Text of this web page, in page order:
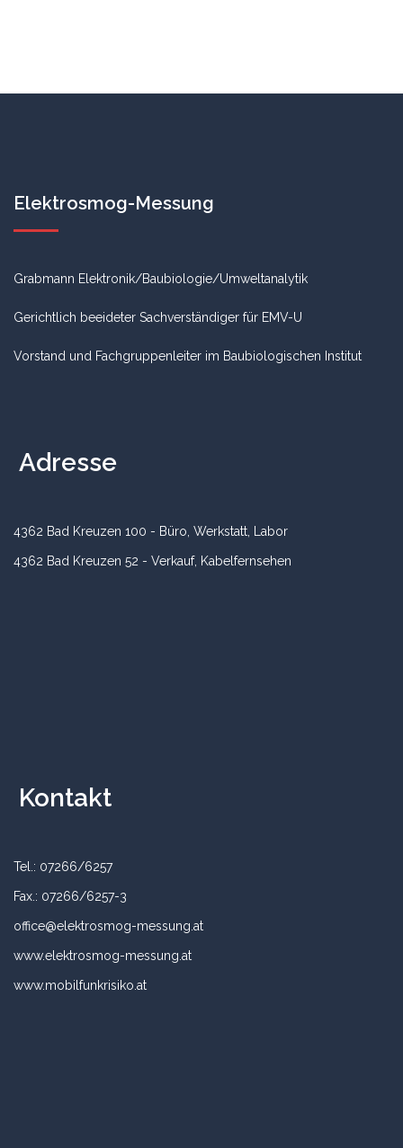
Elektrosmog-Messung
Grabmann Elektronik/Baubiologie/Umweltanalytik
Gerichtlich beeideter Sachverständiger für EMV-U
Vorstand und Fachgruppenleiter im Baubiologischen Institut
Adresse
4362 Bad Kreuzen 100 - Büro, Werkstatt, Labor
4362 Bad Kreuzen 52 - Verkauf, Kabelfernsehen
Kontakt
Tel.: 07266/6257
Fax.: 07266/6257-3
office@elektrosmog-messung.at
www.elektrosmog-messung.at
www.mobilfunkrisiko.at